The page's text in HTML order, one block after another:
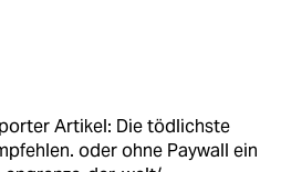
Artikel: Die tödlichste
oder ohne Paywall ein